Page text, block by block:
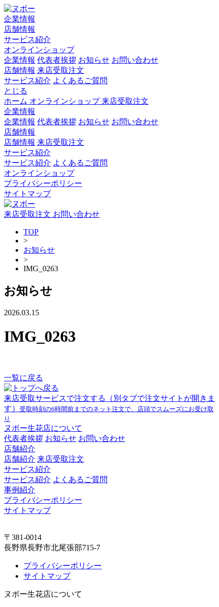
企業情報
店舗情報
サービス紹介
オンラインショップ
企業情報 代表者挨拶 お知らせ お問い合わせ
店舗情報 来店受取注文
サービス紹介 よくあるご質問
とじる
ホーム オンラインショップ来店受取注文
企業情報
企業情報 代表者挨拶 お知らせ お問い合わせ
店舗情報
店舗情報 来店受取注文
サービス紹介
サービス紹介 よくあるご質問
オンラインショップ
プライバシーポリシー
サイトマップ
来店受取注文 お問い合わせ
TOP
>
お知らせ
>
IMG_0263
お知らせ
2026.03.15
IMG_0263
一覧に戻る
来店受取サービスで注文する
（別タブで注文サイトが開きま
す） 受取時刻の6時間前までのネット注文で、店頭でスムーズにお受け取
り
ヌボー生花店について
代表者挨拶 お知らせ お問い合わせ
店舗紹介
店舗紹介 来店受取注文
サービス紹介
サービス紹介 よくあるご質問
事例紹介
プライバシーポリシー
サイトマップ
〒381-0014
長野県長野市北尾張部715-7
プライバシーポリシー
サイトマップ
ヌボー生花店について